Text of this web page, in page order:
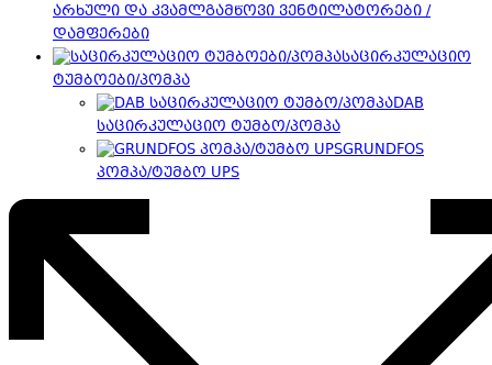
არხული და კვამლგამწოვი ვენტილატორები /
დამფერები
საცირკულაციო
ტუმბოები/პომპა
DAB
საცირკულაციო ტუმბო/პომპა
GRUNDFOS
პომპა/ტუმბო UPS